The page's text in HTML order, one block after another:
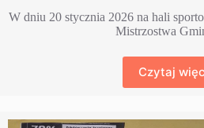
W dniu 20 stycznia 2026 na hali
Mistrzostwa
Czytaj